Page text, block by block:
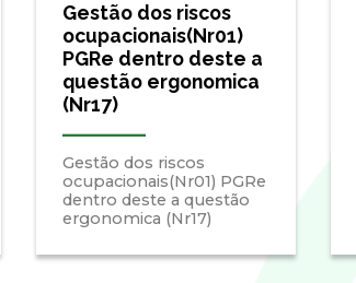
Gestão dos riscos
ocupacionais(Nr01)
PGRe dentro deste a
questão ergonomica
(Nr17)
Gestão dos riscos
ocupacionais(Nr01) PGRe
dentro deste a questão
ergonomica (Nr17)